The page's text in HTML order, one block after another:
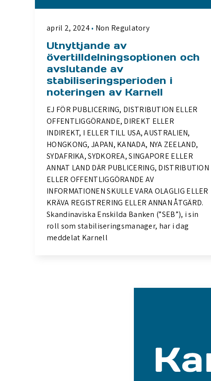
april 2, 2024 Non Regulatory
Utnyttjande av
övertilldelningsoptionen och
avslutande av
stabiliseringsperioden i
noteringen av Karnell
EJ FÖR PUBLICERING, DISTRIBUTION ELLER
OFFENTLIGGÖRANDE, DIREKT ELLER
INDIREKT, I ELLER TILL USA, AUSTRALIEN,
HONGKONG, JAPAN, KANADA, NYA ZEELAND,
SYDAFRIKA, SYDKOREA, SINGAPORE ELLER
ANNAT LAND DÄR PUBLICERING, DISTRIBUTION
ELLER OFFENTLIGGÖRANDE AV
INFORMATIONEN SKULLE VARA OLAGLIG ELLER
KRÄVA REGISTRERING ELLER ANNAN ÅTGÄRD.
Skandinaviska Enskilda Banken (”SEB”), i sin
roll som stabiliseringsmanager, har i dag
meddelat Karnell